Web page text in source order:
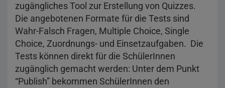
zugängliches Tool zur Erstellung von Quizzes.
Die angebotenen Formate für die Tests sind
Wahr-Falsch Fragen, Multiple Choice, Single
Choice, Zuordnungs- und Einsetzaufgaben. Die
Tests können direkt für die SchülerInnen
zugänglich gemacht werden: Unter dem Punkt
“Publish” bekommen SchülerInnen den